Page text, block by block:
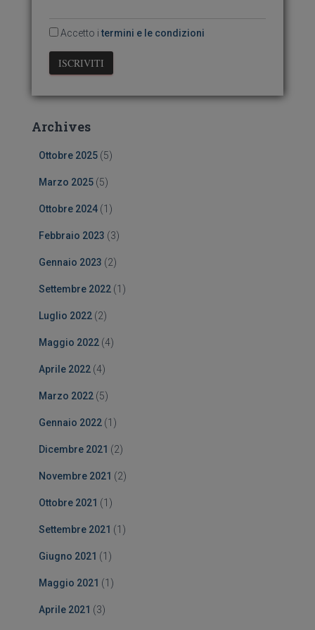
Accetto i termini e le condizioni
Archives
Ottobre 2025 (5)
Marzo 2025 (5)
Ottobre 2024 (1)
Febbraio 2023 (3)
Gennaio 2023 (2)
Settembre 2022 (1)
Luglio 2022 (2)
Maggio 2022 (4)
Aprile 2022 (4)
Marzo 2022 (5)
Gennaio 2022 (1)
Dicembre 2021 (2)
Novembre 2021 (2)
Ottobre 2021 (1)
Settembre 2021 (1)
Giugno 2021 (1)
Maggio 2021 (1)
Aprile 2021 (3)